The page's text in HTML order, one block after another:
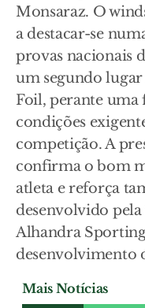
Monsaraz. O
a destacar-se
provas nacionais
um segundo
Foil, perante
condições
competição. A
confirma o bom
atleta e reforça
desenvolvido
Alhandra
desenvolvimento
Mais Notícias